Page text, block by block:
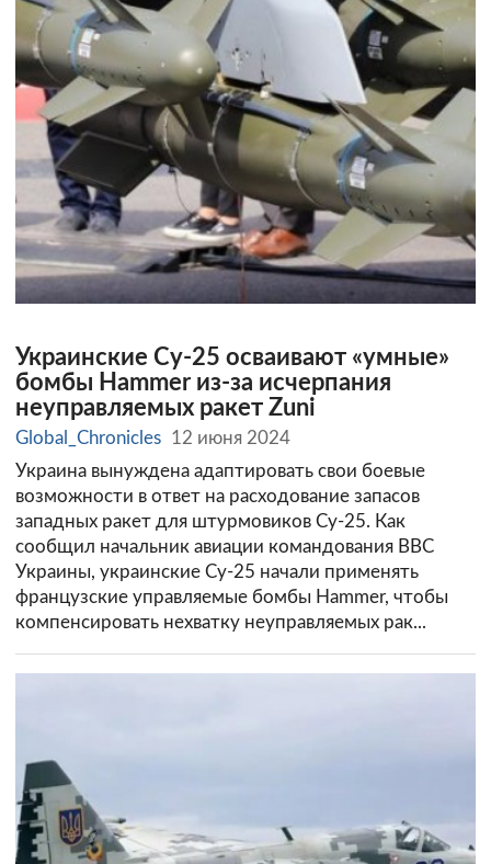
Украинские Су-25 осваивают «умные»
бомбы Hammer из-за исчерпания
неуправляемых ракет Zuni
Global_Chronicles 12 июня 2024
Украина вынуждена адаптировать свои боевые
возможности в ответ на расходование запасов
западных ракет для штурмовиков Су-25. Как
сообщил начальник авиации командования ВВС
Украины, украинские Су-25 начали применять
французские управляемые бомбы Hammer, чтобы
компенсировать нехватку неуправляемых рак...